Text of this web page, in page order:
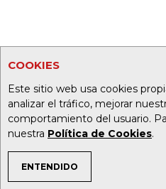
COOKIES
Este sitio web usa cookies
analizar el tráfico, mejorar
comportamiento del usuario.
nuestra Política de Cookies.
ENTENDIDO
TEMAS DE INTERÉS